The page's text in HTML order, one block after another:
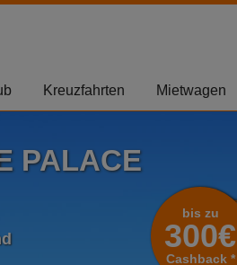
Kreuzfahrten Mietwagen
PALACE
bis zu
300€
Cashback *